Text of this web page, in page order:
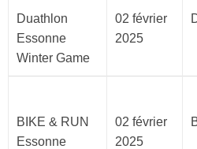
Duathlon
Essonne
Winter Game
02 février
2025
BIKE & RUN
Essonne
02 février
2025